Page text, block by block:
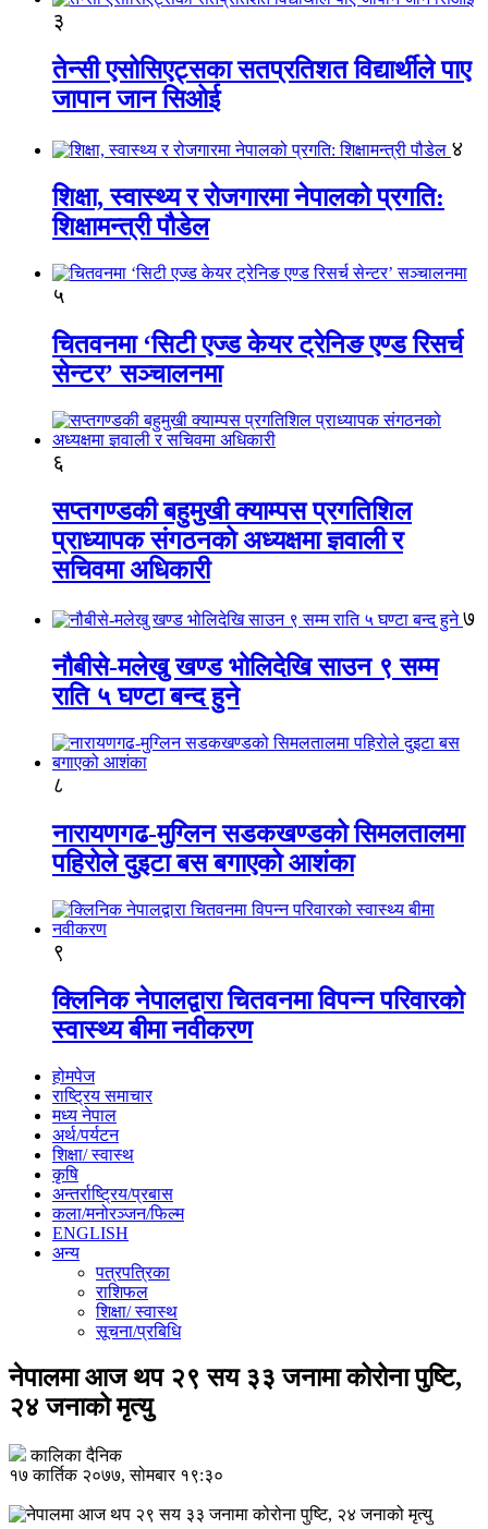
३
तेन्सी एसोसिएट्सका सतप्रतिशत विद्यार्थीले पाए
जापान जान सिओई
४
शिक्षा, स्वास्थ्य र रोजगारमा नेपालको प्रगति:
शिक्षामन्त्री पौडेल
५
चितवनमा ‘सिटी एज्ड केयर ट्रेनिङ एण्ड रिसर्च
सेन्टर’ सञ्चालनमा
६
सप्तगण्डकी बहुमुखी क्याम्पस प्रगतिशिल
प्राध्यापक संगठनको अध्यक्षमा ज्ञवाली र
सचिवमा अधिकारी
७
नौबीसे-मलेखु खण्ड भोलिदेखि साउन ९ सम्म
राति ५ घण्टा बन्द हुने
८
नारायणगढ-मुग्लिन सडकखण्डको सिमलतालमा
पहिरोले दुइटा बस बगाएको आशंका
९
क्लिनिक नेपालद्वारा चितवनमा विपन्न परिवारको
स्वास्थ्य बीमा नवीकरण
होमपेज
राष्ट्रिय समाचार
मध्य नेपाल
अर्थ/पर्यटन
शिक्षा/ स्वास्थ
कृषि
अन्तर्राष्ट्रिय/प्रबास
कला/मनोरञ्जन/फिल्म
ENGLISH
अन्य
पत्रपत्रिका
राशिफल
शिक्षा/ स्वास्थ
सूचना/प्रबिधि
नेपालमा आज थप २९ सय ३३ जनामा कोरोना पुष्टि,
२४ जनाको मृत्यु
कालिका दैनिक
१७ कार्तिक २०७७, सोमबार १९:३०